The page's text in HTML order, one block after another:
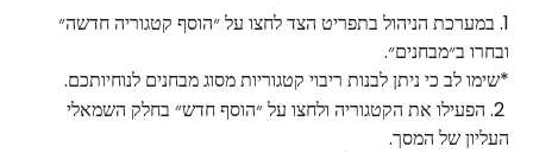
1. במערכת הניהול בתפריט הצד לחצו על ״הוסף קטגוריה חדשה״
ובחרו ב״מבחנים״.
*שימו לב כי ניתן לבנות ריבוי קטגוריות מסוג מבחנים לנוחיותכם.
2. הפעילו את הקטגוריה ולחצו על ״הוסף חדש״ בחלק השמאלי
העליון של המסך.